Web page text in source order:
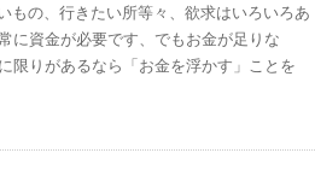
もの、行きたい所等々、欲求はいろいろあ
に資金が必要です、でもお金が足りな
限りがあるなら「お金を浮かす」ことを